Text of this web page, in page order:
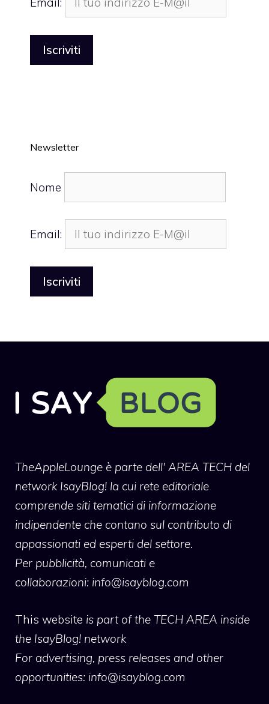
Newsletter
Nome
Email:
TheAppleLounge è parte dell' AREA TECH del
network IsayBlog! la cui rete editoriale
comprende siti tematici di informazione
indipendente che contano sul contributo di
appassionati ed esperti del settore.
Per pubblicità, comunicati e
collaborazioni: info@isayblog.com
This website is part of the TECH AREA inside
the IsayBlog! network
For advertising, press releases and other
opportunities: info@isayblog.com